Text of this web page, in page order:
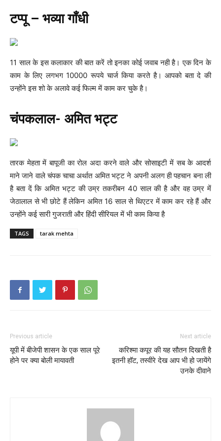
टप्पू – भव्या गाँधी
11 साल के इस कलाकार की बात करें तो इनका कोई जवाब नही है। एक दिन के
काम के लिए लगभग 10000 रूपये चार्ज किया करते है। आपको बता दे की
उन्होंने इस शो के अलावे कई फिल्म में काम कर चुके है।
चंपकलाल- अमित भट्ट
तारक मेहता में बापूजी का रोल अदा करने वाले और सोसाइटी में सब के आदर्श
माने जाने वाले चंपक चाचा अर्थात अमित भट्ट ने अपनी अलग ही पहचान बना ली
है बता दें कि अमित भट्ट की उम्र तकरीबन 40 साल की है और वह उम्र में
जेठालाल से भी छोटे हैं लेकिन अमित 16 साल से थिएटर में काम कर रहे हैं और
उन्होंने कई सारी गुजराती और हिंदी सीरियल में भी काम किया है
TAGS tarak mehta
Previous article
यूपी में बीजेपी शासन के एक साल पूरे
होने पर क्या बोली मायावती
Next article
करिश्मा कपूर की यह सौतन दिखती है
इतनी हॉट, तस्वीरे देख आप भी हो जायेंगे
उनके दीवाने